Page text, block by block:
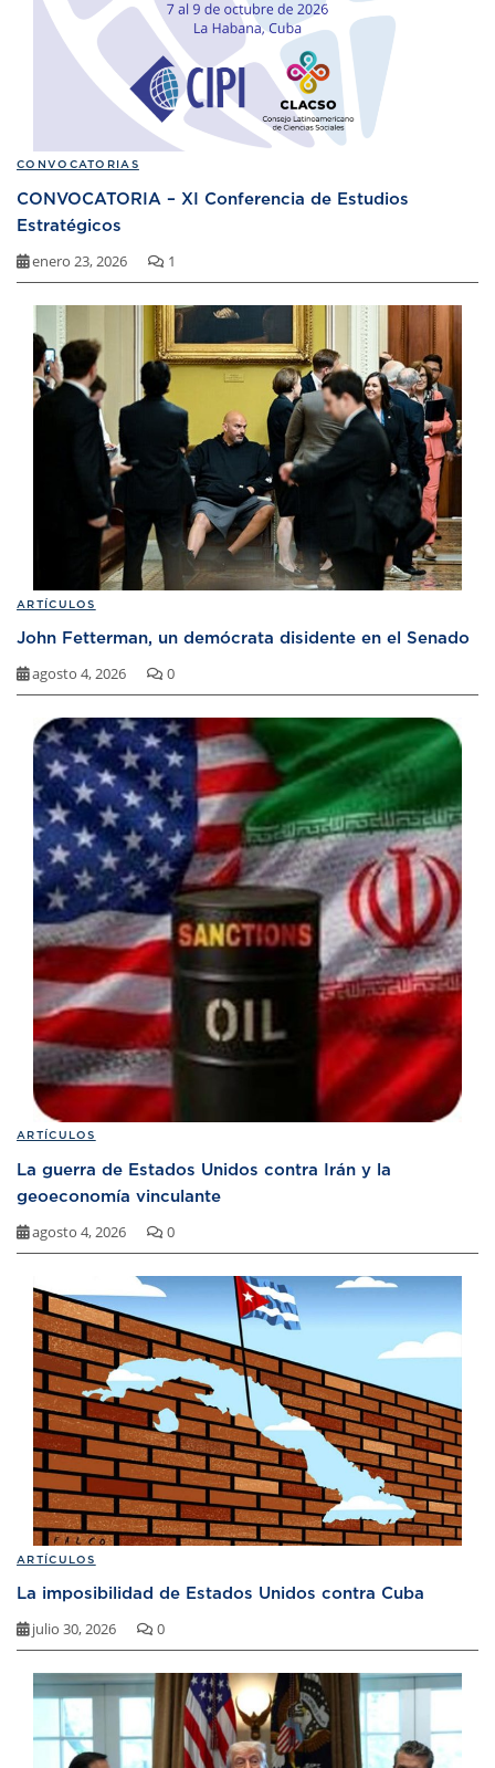
CONVOCATORIAS
CONVOCATORIA – XI Conferencia de Estudios
Estratégicos
enero 23, 2026 1
ARTÍCULOS
John Fetterman, un demócrata disidente en el Senado
agosto 4, 2026 0
ARTÍCULOS
La guerra de Estados Unidos contra Irán y la
geoeconomía vinculante
agosto 4, 2026 0
ARTÍCULOS
La imposibilidad de Estados Unidos contra Cuba
julio 30, 2026 0